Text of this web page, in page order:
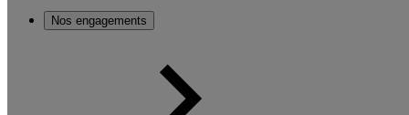
Nos engagements